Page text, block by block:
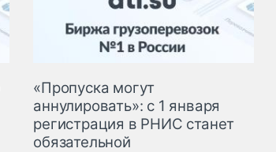
«Пропуска могут
аннулировать»: с 1 января
регистрация в РНИС станет
обязательной